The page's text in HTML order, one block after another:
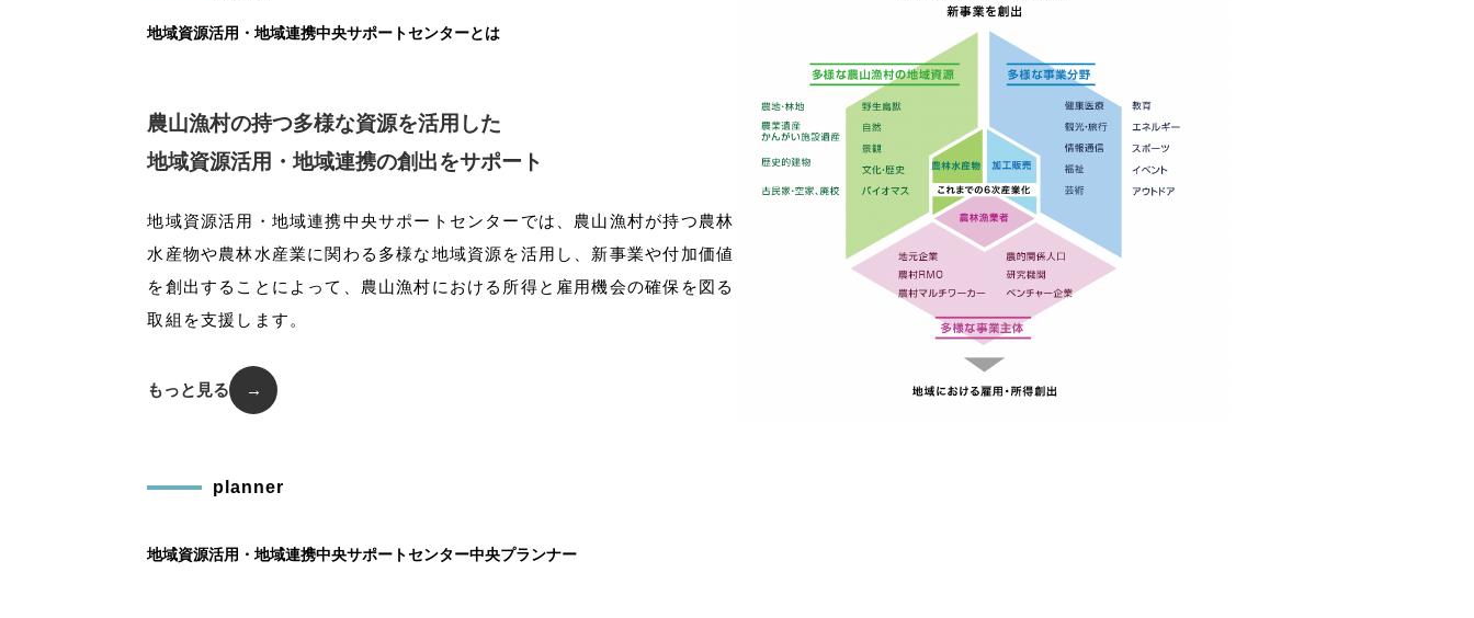
地域資源活用・地域連携中央サポートセンターとは
農山漁村の持つ多様な資源を活用した
地域資源活用・地域連携の創出をサポート
地域資源活用・地域連携中央サポートセンターでは、農山漁村が持つ農林
水産物や農林水産業に関わる多様な地域資源を活用し、新事業や付加価値
を創出することによって、農山漁村における所得と雇用機会の確保を図る
取組を支援します。
もっと見る →
planner
地域資源活用・地域連携中央サポートセンター中央プランナー